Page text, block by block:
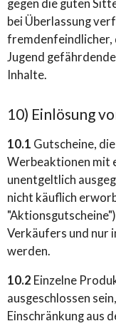
gegen die guten
bei Überlassung
fremdenfeindlicher,
Jugend
Inhalte.
10) Einlösung
10.1 Gutscheine,
Werbeaktionen mit
unentgeltlich
nicht käuflich
Verkäufers und nur
werden.
10.2 Einzelne
ausgeschlossen
Einschränkung aus